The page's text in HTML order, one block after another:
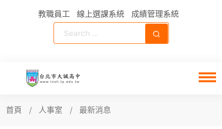
教職員工 線上選課系統 成績管理系統
首頁 人事室 最新消息